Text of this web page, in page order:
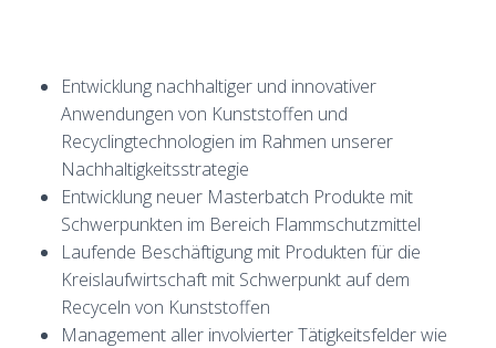
Entwicklung nachhaltiger und innovativer
Anwendungen von Kunststoffen und
Recyclingtechnologien im Rahmen unserer
Nachhaltigkeitsstrategie
Entwicklung neuer Masterbatch Produkte mit
Schwerpunkten im Bereich Flammschutzmittel
Laufende Beschäftigung mit Produkten für die
Kreislaufwirtschaft mit Schwerpunkt auf dem
Recyceln von Kunststoffen
Management aller involvierter Tätigkeitsfelder wie